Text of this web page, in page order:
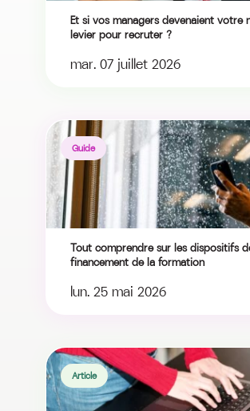
Et si vos managers devenaient votre
levier pour recruter ?
mar. 07 juillet 2026
Guide
Tout comprendre sur les dispositifs
financement de la formation
lun. 25 mai 2026
Article